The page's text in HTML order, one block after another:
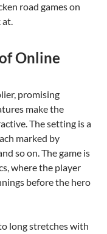
road games on
at.
Online
promising
make the
The setting is a
marked by
so on. The game is
where the player
before the hero
long stretches with